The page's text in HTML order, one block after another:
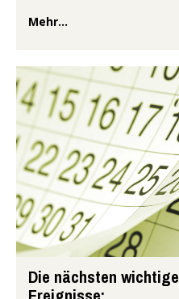
Mehr...
Die nächsten